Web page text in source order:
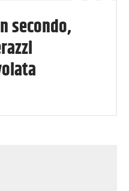
secondo,